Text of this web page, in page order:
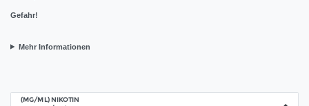
Gefahr!
Mehr Informationen
(MG/ML) NIKOTIN